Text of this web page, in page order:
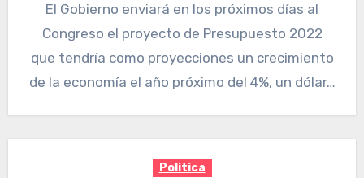
El Gobierno enviará en los próximos días al
Congreso el proyecto de Presupuesto 2022
que tendría como proyecciones un crecimiento
de la economía el año próximo del 4%, un dólar…
Politica